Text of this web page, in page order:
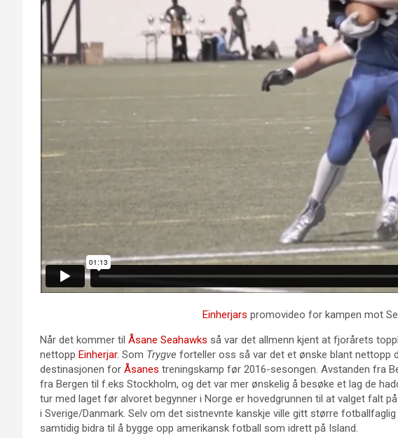
Einherjars promovideo for kampen mot
Når det kommer til Åsane Seahawks så var det allmenn kjent at fjorårets
nettopp Einherjar. Som Trygve forteller oss så var det et ønske blant nettopp
destinasjonen for Åsanes treningskamp før 2016-sesongen. Avstanden fra
fra Bergen til f.eks Stockholm, og det var mer ønskelig å besøke et lag de
tur med laget før alvoret begynner i Norge er hovedgrunnen til at valget falt
i Sverige/Danmark. Selv om det sistnevnte kanskje ville gitt større
samtidig bidra til å bygge opp amerikansk fotball som idrett på Island.